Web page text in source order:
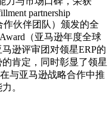
partnership
作伙伴团队）颁发的全
Award（亚马逊年度全球
逊评审团对领星ERP的
肯定，同时彰显了领星
与亚马逊战略合作中推
。